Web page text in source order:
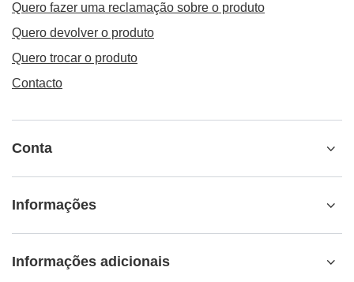
Quero fazer uma reclamação sobre o produto
Quero devolver o produto
Quero trocar o produto
Contacto
Conta
Informações
Informações adicionais